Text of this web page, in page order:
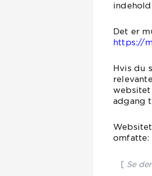
Det er
https://
Hvis du
websitet
adgang
omfatte:
[ Se